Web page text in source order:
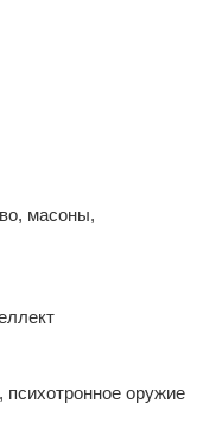
масоны,
психотронное оружие